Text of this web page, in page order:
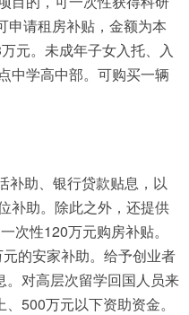
申请租房补贴，金额为本
元。未成年子女入托、入
中学高中部。可购买一辆
补助、银行贷款贴息，以
补助。除此之外，还提供
次性120万元购房补贴。
的安家补助。给予创业者
对高层次留学回国人员来
500万元以下资助资金。